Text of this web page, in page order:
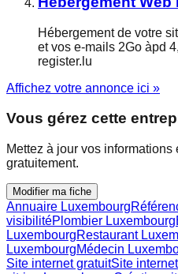
Hébergement de votre
et vos e-mails 2Go àpd
register.lu
Affichez votre annonce ici »
Vous gérez cette
Mettez à jour vos
gratuitement.
Modifier ma fiche
Annuaire Luxembourg
visibilitéPlombier Luxembourg
LuxembourgRestaurant
LuxembourgMédecin
Site internet gratuitSite